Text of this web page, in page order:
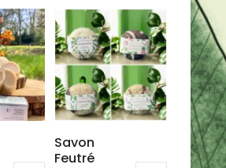
Savon
Feutré